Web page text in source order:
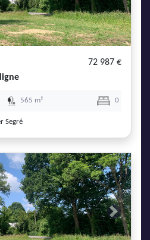
72 987 €
565 m² 0
Segré
Next